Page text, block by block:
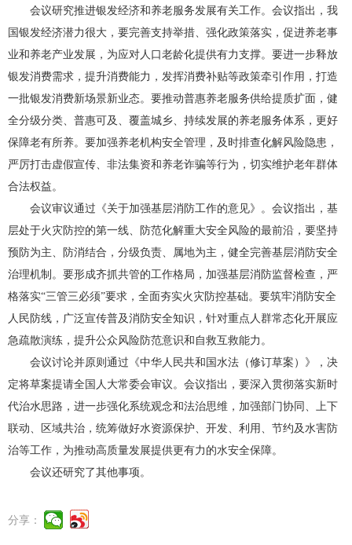
会议研究推进银发经济和养老服务发展有关工作。会议指出，我
国银发经济潜力很大，要完善支持举措、强化政策落实，促进养老事
业和养老产业发展，为应对人口老龄化提供有力支撑。要进一步释放
银发消费需求，提升消费能力，发挥消费补贴等政策牵引作用，打造
一批银发消费新场景新业态。要推动普惠养老服务供给提质扩面，健
全分级分类、普惠可及、覆盖城乡、持续发展的养老服务体系，更好
保障老有所养。要加强养老机构安全管理，及时排查化解风险隐患，
严厉打击虚假宣传、非法集资和养老诈骗等行为，切实维护老年群体
合法权益。
会议审议通过《关于加强基层消防工作的意见》。会议指出，基
层处于火灾防控的第一线、防范化解重大安全风险的最前沿，要坚持
预防为主、防消结合，分级负责、属地为主，健全完善基层消防安全
治理机制。要形成齐抓共管的工作格局，加强基层消防监督检查，严
格落实“三管三必须”要求，全面夯实火灾防控基础。要筑牢消防安全
人民防线，广泛宣传普及消防安全知识，针对重点人群常态化开展应
急疏散演练，提升公众风险防范意识和自救互救能力。
会议讨论并原则通过《中华人民共和国水法（修订草案）》，决
定将草案提请全国人大常委会审议。会议指出，要深入贯彻落实新时
代治水思路，进一步强化系统观念和法治思维，加强部门协同、上下
联动、区域共治，统筹做好水资源保护、开发、利用、节约及水害防
治等工作，为推动高质量发展提供更有力的水安全保障。
会议还研究了其他事项。
分享：